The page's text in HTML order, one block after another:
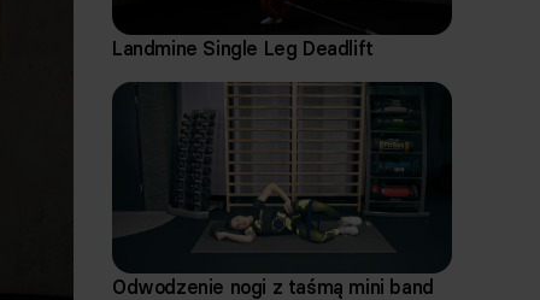
Landmine Single Leg Deadlift
Odwodzenie nogi z taśmą mini band